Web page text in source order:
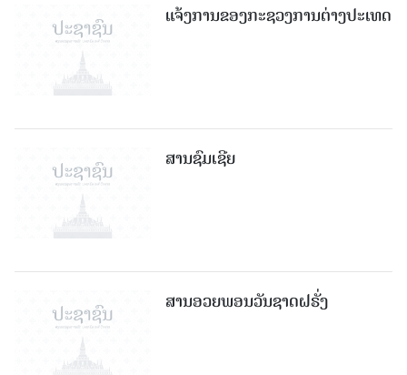
ແຈ້ງການຂອງກະຊວງການຕ່າງປະເທດ
ສານຊົມເຊີຍ
ສານອວຍພອນວັນຊາດຝຣັ່ງ